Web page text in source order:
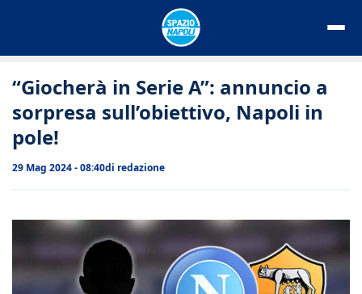
“Giocherà in Serie A”: annuncio a
sorpresa sull’obiettivo, Napoli in
pole!
29 Mag 2024 - 08:40di redazione